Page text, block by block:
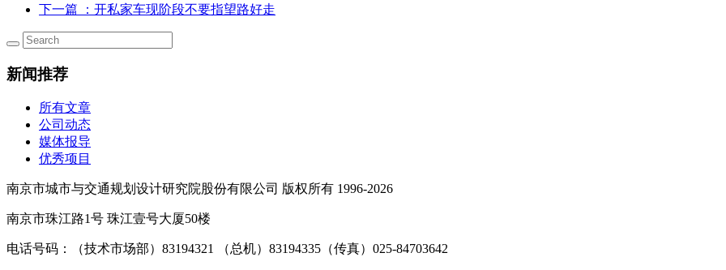
下一篇
：开私家车现阶段不要指望路好走
新闻推荐
所有文章
公司动态
媒体报导
优秀项目
南京市城市与交通规划设计研究院股份有限公司 版权所有 1996-2026
南京市珠江路1号 珠江壹号大厦50楼
电话号码：（技术市场部）83194321 （总机）83194335（传真）025-84703642